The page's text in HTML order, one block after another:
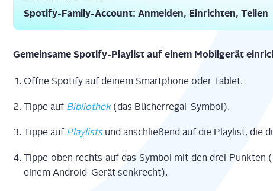
Spo­ti­fy-Fami­ly-Account: Anmel­den, Ein­rich­ten, Teilen
Gemein­sa­me Spo­ti­fy-Play­list auf einem Mobil­ge­rät
Öff­ne Spo­ti­fy auf dei­nem Smart­phone oder Tablet.
Tip­pe auf Biblio­thek(das Bücherregal-Symbol).
Tip­pe auf Play­listsund anschlie­ßend auf die Play­list, die
Tip­pe oben rechts auf das Sym­bol mit den drei Punk­ten
einem Android-Gerät senkrecht).